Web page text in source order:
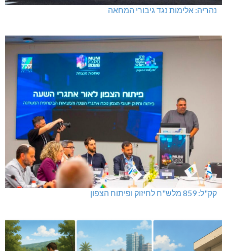
נהריה: אלימות נגד גיבורי המחאה
קק"ל: 859 מלש"ח לחיזוק ופיתוח הצפון